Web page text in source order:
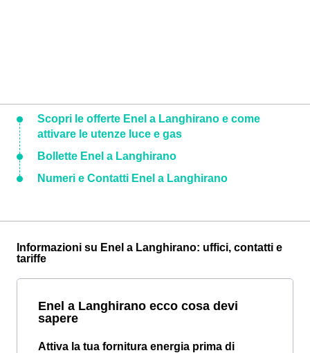
Scopri le offerte Enel a Langhirano e come
attivare le utenze luce e gas
Bollette Enel a Langhirano
Numeri e Contatti Enel a Langhirano
Informazioni su Enel a Langhirano: uffici, contatti e
tariffe
Enel a Langhirano ecco cosa devi
sapere
Attiva la tua fornitura energia prima di